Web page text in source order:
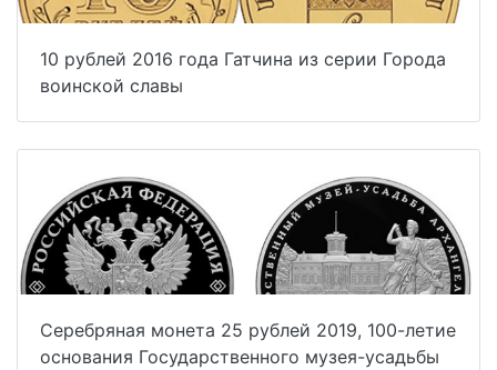
10 рублей 2016 года Гатчина из серии Города
воинской славы
Серебряная монета 25 рублей 2019, 100-летие
основания Государственного музея-усадьбы